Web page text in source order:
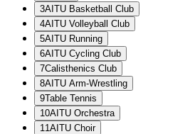
3AITU Basketball Club
4AITU Volleyball Club
5AITU Running
6AITU Cycling Club
7Calisthenics Club
8AITU Arm-Wrestling
9Table Tennis
10AITU Orchestra
11AITU Choir